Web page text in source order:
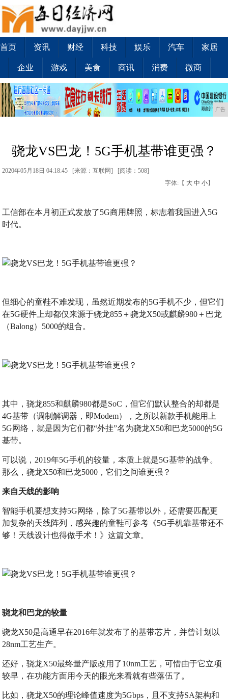
首页 资讯 财经 科技 娱乐 汽车 家居
企业 游戏 美食 商讯 消费 微商
广告
骁龙VS巴龙！5G手机基带谁更强？
2020年05月18日 04:18:45 [来源：互联网] [阅读：508]
字体:【 大 中 小】
工信部在本月初正式发放了5G商用牌照，标志着我国进入5G
时代。
但细心的童鞋不难发现，虽然近期发布的5G手机不少，但它们
在5G硬件上却都仅来源于骁龙855＋骁龙X50或麒麟980＋巴龙
（Balong）5000的组合。
其中，骁龙855和麒麟980都是SoC，但它们默认整合的却都是
4G基带（调制解调器，即Modem），之所以新款手机能用上
5G网络，就是因为它们都“外挂”名为骁龙X50和巴龙5000的5G
基带。
可以说，2019年5G手机的较量，本质上就是5G基带的战争。
那么，骁龙X50和巴龙5000，它们之间谁更强？
来自天线的影响
智能手机要想支持5G网络，除了5G基带以外，还需要匹配更
加复杂的天线阵列，感兴趣的童鞋可参考《5G手机靠基带还不
够！天线设计也得做手术！》这篇文章。
骁龙和巴龙的较量
骁龙X50是高通早在2016年就发布了的基带芯片，并曾计划以
28nm工艺生产。
还好，骁龙X50最终量产版改用了10nm工艺，可惜由于它立项
较早，在功能方面用今天的眼光来看就有些落伍了。
比如，骁龙X50的理论峰值速度为5Gbps，且不支持SA架构和